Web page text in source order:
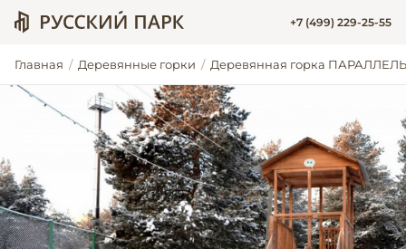
+7 (499) 229-25-55
Главная Деревянные горки Деревянная горка ПАРАЛЛЕЛЬ